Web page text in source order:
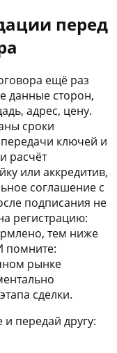
перед
ещё раз
данные сторон,
адрес, цену.
сроки
ключей и
расчёт
или аккредитив,
соглашение с
подписания не
регистрацию:
тем ниже
помните:
рынке
сделки.
и передай другу: